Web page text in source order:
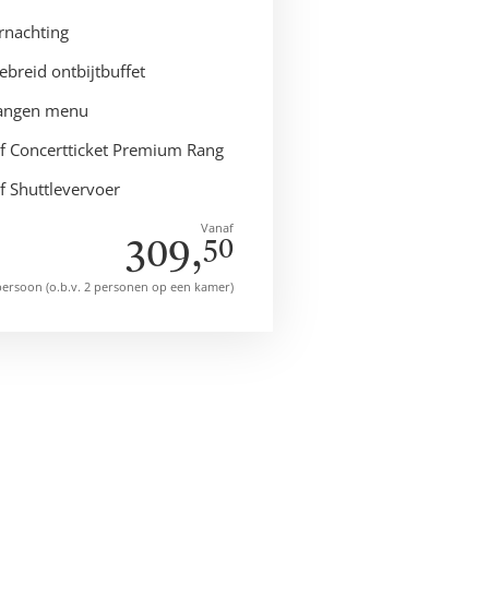
ontbijtbuffet
menu
Concertticket Premium Rang
Shuttlevervoer
Vanaf
309,50
(o.b.v. 2 personen op een kamer)